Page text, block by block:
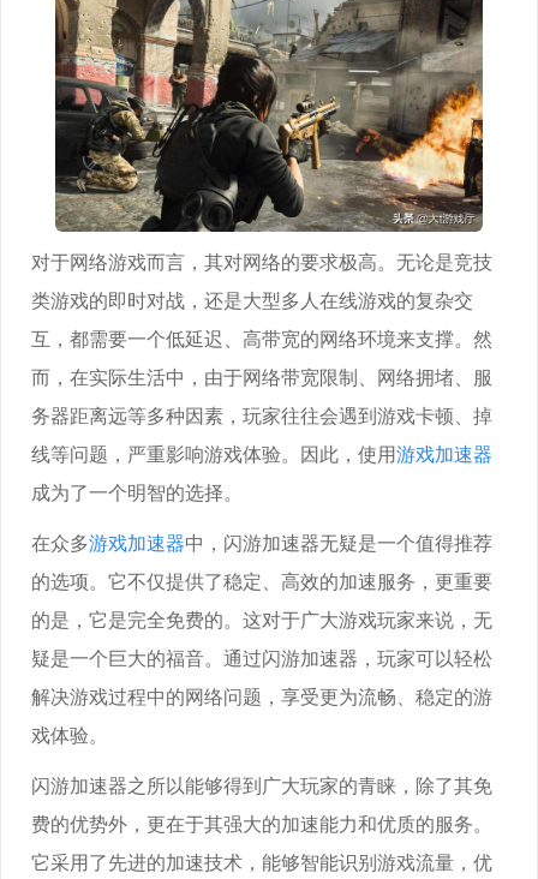
对于网络游戏而言，其对网络的要求极高。无论是竞技
类游戏的即时对战，还是大型多人在线游戏的复杂交
互，都需要一个低延迟、高带宽的网络环境来支撑。然
而，在实际生活中，由于网络带宽限制、网络拥堵、服
务器距离远等多种因素，玩家往往会遇到游戏卡顿、掉
线等问题，严重影响游戏体验。因此，使用游戏加速器
成为了一个明智的选择。
在众多游戏加速器中，闪游加速器无疑是一个值得推荐
的选项。它不仅提供了稳定、高效的加速服务，更重要
的是，它是完全免费的。这对于广大游戏玩家来说，无
疑是一个巨大的福音。通过闪游加速器，玩家可以轻松
解决游戏过程中的网络问题，享受更为流畅、稳定的游
戏体验。
闪游加速器之所以能够得到广大玩家的青睐，除了其免
费的优势外，更在于其强大的加速能力和优质的服务。
它采用了先进的加速技术，能够智能识别游戏流量，优